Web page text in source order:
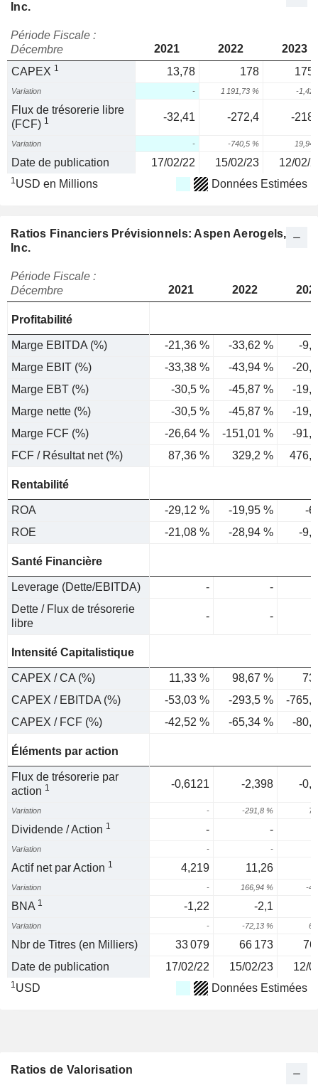
Inc.
Période Fiscale :
Décembre
2021 2022
2023
CAPEX 1 13,78 178
Variation - 1 191,73 % -1,42
Flux de trésorerie libre
(FCF) 1 -32,41 -272,4 -
Variation - -740,5 % 19,94
Date de publication 17/02/22 15/02/23 12/02/
1USD en Millions Données Estimées
Ratios Financiers Prévisionnels: Aspen Aerogels,
Inc.
Période Fiscale :
Décembre
2021 2022
Profitabilité
Marge EBITDA (%) -21,36 % -33,62 %
-
Marge EBIT (%)
-33,38 % -43,94 %
-
Marge EBT (%)
-30,5 % -45,87 %
-
Marge nette (%)
-30,5 % -45,87 %
-
Marge FCF (%)
-26,64 % -151,01 %
-
FCF / Résultat net (%)
87,36 % 329,2 %
Rentabilité
ROA -29,12 % -19,95 %
-
ROE
-21,08 % -28,94 % -
Santé Financière
Leverage (Dette/EBITDA) -
-
Dette / Flux de trésorerie
libre
- -
Intensité Capitalistique
CAPEX / CA (%) 11,33 % 98,67 %
CAPEX / EBITDA (%)
-53,03 % -293,5 %
-
CAPEX / FCF (%)
-42,52 % -65,34 % -
Éléments par action
Flux de trésorerie par
action 1 -0,6121 -2,398 -
Variation - -291,8 %
Dividende / Action 1 - -
Variation - -
Actif net par Action 1 4,219 11,26
Variation - 166,94 % -
BNA 1 -1,22 -2,1
Variation - -72,13 %
Nbr de Titres (en Milliers) 33 079 66 173
76
Date de publication
17/02/22 15/02/23 12/
1USD Données Estimées
Ratios de Valorisation